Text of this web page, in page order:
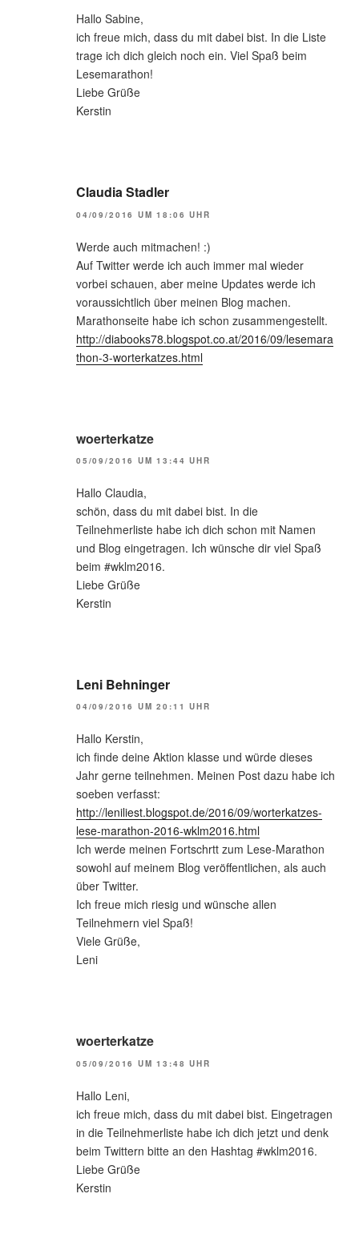
Hallo Sabine,
ich freue mich, dass du mit dabei bist. In die Liste
trage ich dich gleich noch ein. Viel Spaß beim
Lesemarathon!
Liebe Grüße
Kerstin
Claudia Stadler
04/09/2016 UM 18:06 UHR
Werde auch mitmachen! :)
Auf Twitter werde ich auch immer mal wieder
vorbei schauen, aber meine Updates werde ich
voraussichtlich über meinen Blog machen.
Marathonseite habe ich schon zusammengestellt.
http://diabooks78.blogspot.co.at/2016/09/lesemara
thon-3-worterkatzes.html
woerterkatze
05/09/2016 UM 13:44 UHR
Hallo Claudia,
schön, dass du mit dabei bist. In die
Teilnehmerliste habe ich dich schon mit Namen
und Blog eingetragen. Ich wünsche dir viel Spaß
beim #wklm2016.
Liebe Grüße
Kerstin
Leni Behninger
04/09/2016 UM 20:11 UHR
Hallo Kerstin,
ich finde deine Aktion klasse und würde dieses
Jahr gerne teilnehmen. Meinen Post dazu habe ich
soeben verfasst:
http://leniliest.blogspot.de/2016/09/worterkatzes-
lese-marathon-2016-wklm2016.html
Ich werde meinen Fortschrtt zum Lese-Marathon
sowohl auf meinem Blog veröffentlichen, als auch
über Twitter.
Ich freue mich riesig und wünsche allen
Teilnehmern viel Spaß!
Viele Grüße,
Leni
woerterkatze
05/09/2016 UM 13:48 UHR
Hallo Leni,
ich freue mich, dass du mit dabei bist. Eingetragen
in die Teilnehmerliste habe ich dich jetzt und denk
beim Twittern bitte an den Hashtag #wklm2016.
Liebe Grüße
Kerstin